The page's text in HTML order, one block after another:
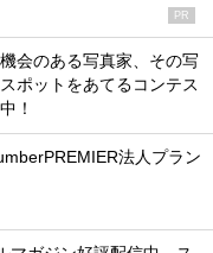
PR
会のある写真家、その写
ポットをあてるコンテス
！
法人プラン